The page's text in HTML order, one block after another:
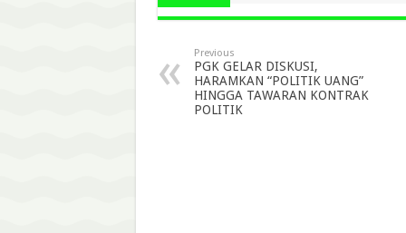
Previous
PGK GELAR DISKUSI,
HARAMKAN “POLITIK UANG”
HINGGA TAWARAN KONTRAK
POLITIK